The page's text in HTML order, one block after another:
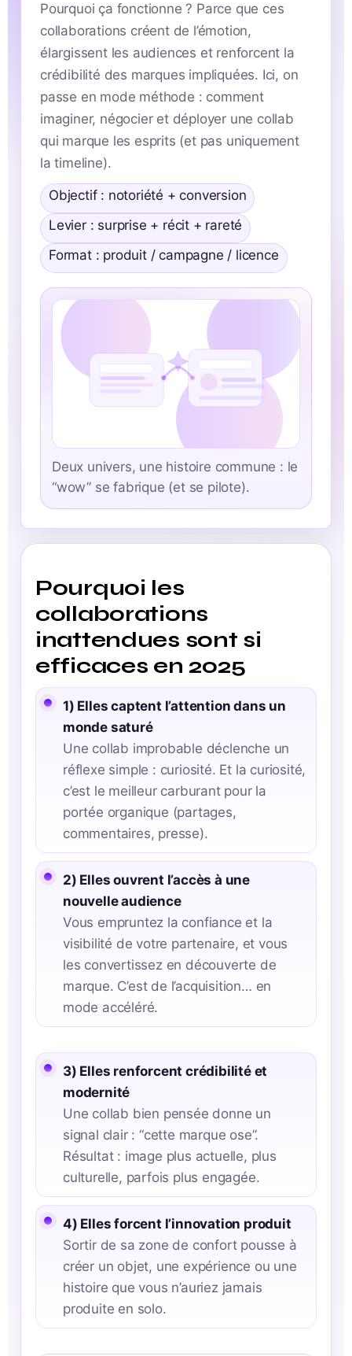
Pourquoi ça fonctionne ? Parce que ces
collaborations créent de l’émotion,
élargissent les audiences et renforcent la
crédibilité des marques impliquées. Ici, on
passe en mode méthode : comment
imaginer, négocier et déployer une collab
qui marque les esprits (et pas uniquement
la timeline).
Objectif : notoriété + conversion
Levier : surprise + récit + rareté
Format : produit / campagne / licence
Deux univers, une histoire commune : le
“wow” se fabrique (et se pilote).
Pourquoi les
collaborations
inattendues sont si
efficaces en 2025
1) Elles captent l’attention dans un
monde saturé
Une collab improbable déclenche un
réflexe simple : curiosité. Et la curiosité,
c’est le meilleur carburant pour la
portée organique (partages,
commentaires, presse).
2) Elles ouvrent l’accès à une
nouvelle audience
Vous empruntez la confiance et la
visibilité de votre partenaire, et vous
les convertissez en découverte de
marque. C’est de l’acquisition… en
mode accéléré.
3) Elles renforcent crédibilité et
modernité
Une collab bien pensée donne un
signal clair : “cette marque ose”.
Résultat : image plus actuelle, plus
culturelle, parfois plus engagée.
4) Elles forcent l’innovation produit
Sortir de sa zone de confort pousse à
créer un objet, une expérience ou une
histoire que vous n’auriez jamais
produite en solo.